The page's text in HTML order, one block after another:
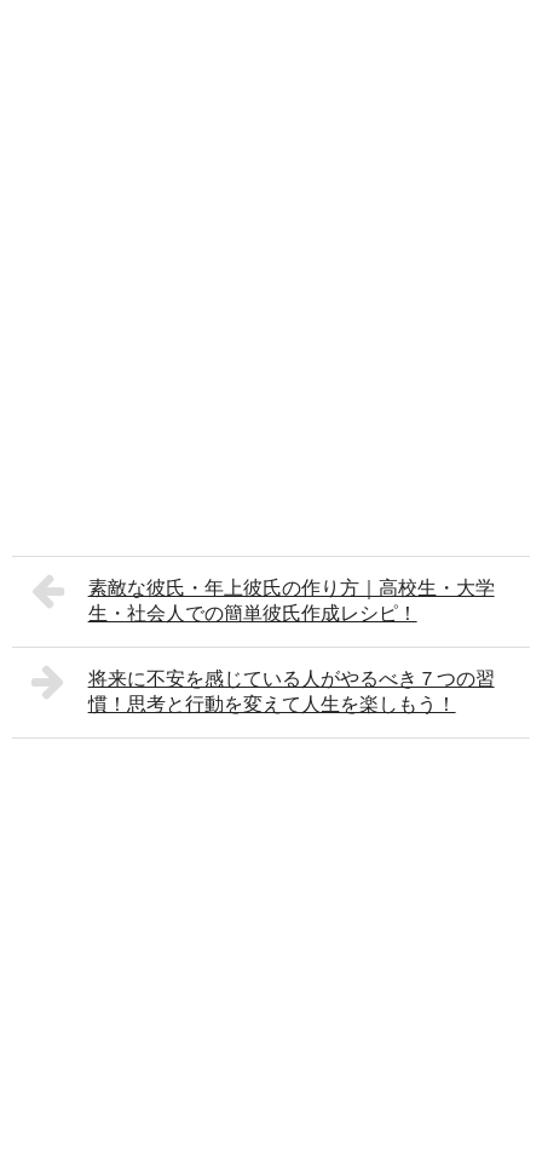
素敵な彼氏・年上彼氏の作り方｜高校生・大学
生・社会人での簡単彼氏作成レシピ！
将来に不安を感じている人がやるべき７つの習
慣！思考と行動を変えて人生を楽しもう！